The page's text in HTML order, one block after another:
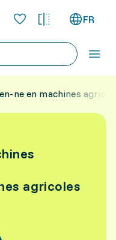
FR
ne en machines
agricoles